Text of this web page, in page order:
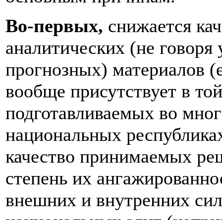
Во-первых, снижается
аналитических (не говоря
прогнозных) материалов
вообще присутствует в
подготавливаемых во
национальных
качество принимаемых
степень их
внешних и внутренних